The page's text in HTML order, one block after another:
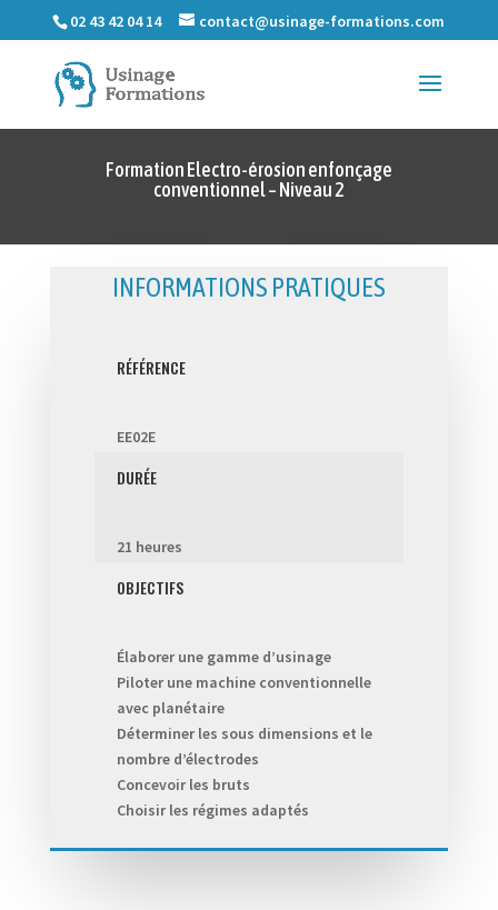
02 43 42 04 14 contact@usinage-formations.com
Formation Electro-érosion enfonçage
conventionnel – Niveau 2
INFORMATIONS PRATIQUES
RÉFÉRENCE
EE02E
DURÉE
21 heures
OBJECTIFS
Élaborer une gamme d’usinage
Piloter une machine conventionnelle
avec planétaire
Déterminer les sous dimensions et le
nombre d’électrodes
Concevoir les bruts
Choisir les régimes adaptés